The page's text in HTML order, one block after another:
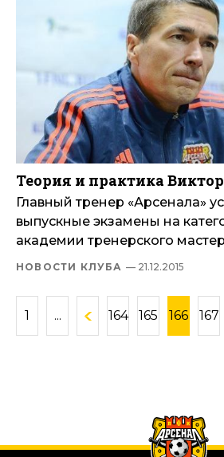
Теория и практика
Главный тренер «Арсенала»
выпускные экзамены на
академии тренерского
НОВОСТИ КЛУБА — 21.12.2015
1 ... 164 165 166 167